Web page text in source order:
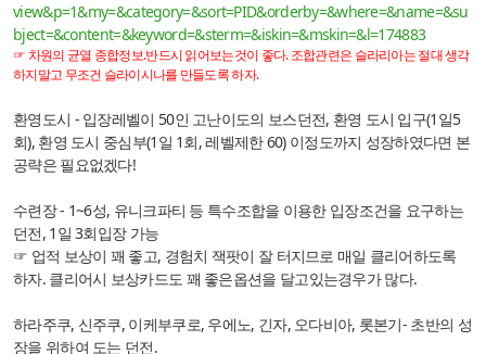
view&p=1&my=&category=&sort=PID&orderby=&where=&name=&su
bject=&content=&keyword=&sterm=&iskin=&mskin=&l=174883
☞ 차원의 균열 종합정보.반드시 읽어보는것이 좋다. 조합관련은 슬라리아는 절대 생각
하지말고 무조건 슬라이시나를 만들도록 하자.
환영도시 - 입장레벨이 50인 고난이도의 보스던전, 환영 도시 입구(1일5
회), 환영 도시 중심부(1일 1회, 레벨제한 60) 이정도까지 성장하였다면 본
공략은 필요없겠다!
수련장 - 1~6성, 유니크파티 등 특수조합을 이용한 입장조건을 요구하는
던전, 1일 3회입장 가능
☞ 업적 보상이 꽤 좋고, 경험치 잭팟이 잘 터지므로 매일 클리어하도록
하자. 클리어시 보상카드도 꽤 좋은옵션을 달고있는경우가 많다.
하라주쿠, 신주쿠, 이케부쿠로, 우에노, 긴자, 오다비아, 롯본기- 초반의 성
장을 위하여 도는 던전.